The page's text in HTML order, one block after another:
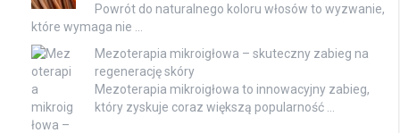
Powrót do naturalnego koloru włosów to wyzwanie,
które wymaga nie …
Mezoterapia mikroigłowa – skuteczny zabieg na
regenerację skóry
Mezoterapia mikroigłowa to innowacyjny zabieg,
który zyskuje coraz większą popularność …